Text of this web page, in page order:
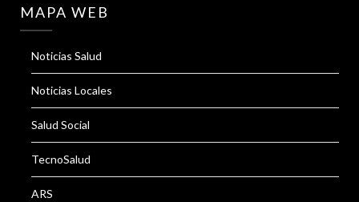
MAPA WEB
Noticias Salud
Noticias Locales
Salud Social
TecnoSalud
ARS